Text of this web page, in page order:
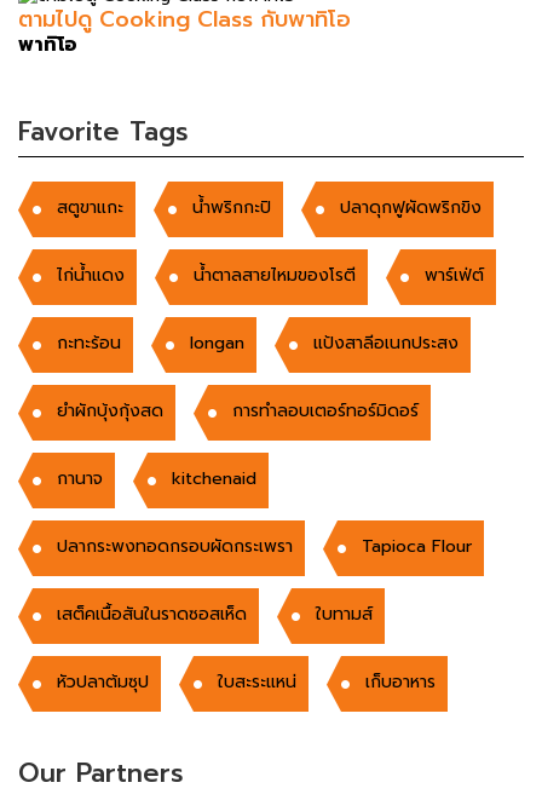
ตามไปดู Cooking Class กับพาทิโอ
พาทิโอ
Favorite Tags
สตูขาแกะ นํ้าพริกกะปิ ปลาดุกฟูผัดพริกขิง
ไก่น้ำแดง น้ำตาลสายไหมของโรตี พาร์เฟ่ต์
กะทะร้อน longan แป้งสาลีอเนกประสง
ยำผักบุ้งกุ้งสด การทำลอบเตอร์ทอร์มิดอร์
กานาจ kitchenaid
ปลากระพงทอดกรอบผัดกระเพรา Tapioca Flour
เสต็คเนื้อสันในราดซอสเห็ด ใบทามส์
หัวปลาต้มซุป ใบสะระแหน่ เก็บอาหาร
Our Partners